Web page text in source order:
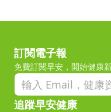
訂閱電子報
免費訂閱早安，開始健康
追蹤早安健康